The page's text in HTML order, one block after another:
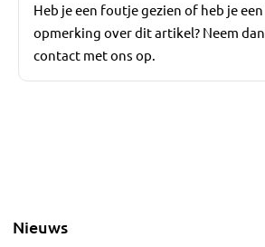
Heb je een foutje gezien of heb je een
opmerking over dit artikel? Neem dan
contact met ons op.
Nieuws